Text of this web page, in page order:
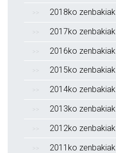
2018ko zenbakiak
2017ko zenbakiak
2016ko zenbakiak
2015ko zenbakiak
2014ko zenbakiak
2013ko zenbakiak
2012ko zenbakiak
2011ko zenbakiak